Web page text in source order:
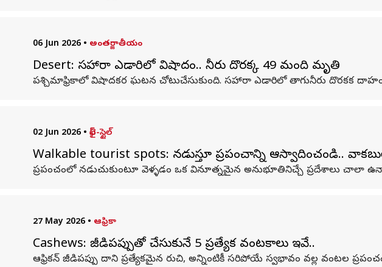
06 Jun 2026 • అంతర్జాతీయం
Desert: సహారా ఎడారిలో విషాదం.. నీరు దొరక్క 49 మంది మృతి
పశ్చిమాఫ్రికాలో విషాదకర ఘటన చోటుచేసుకుంది. సహారా ఎడారిలో తాగునీరు దొరకక
02 Jun 2026 • లైఫ్-స్టైల్
Walkable tourist spots: నడుస్తూ ప్రపంచాన్ని ఆస్వాదించండి..
ప్రపంచంలో నడుచుకుంటూ వెళ్ళడం ఒక వినూత్నమైన అనుభూతినిచ్చే ప్రదేశాలు చాలా
27 May 2026 • ఆఫ్రికా
Cashews: జీడిపప్పుతో చేసుకునే 5 ప్రత్యేక వంటకాలు ఇవే..
ఆఫ్రికన్ జీడిపప్పు దాని ప్రత్యేకమైన రుచి, అన్నింటికీ సరిపోయే స్వభావం వల్ల వంటల